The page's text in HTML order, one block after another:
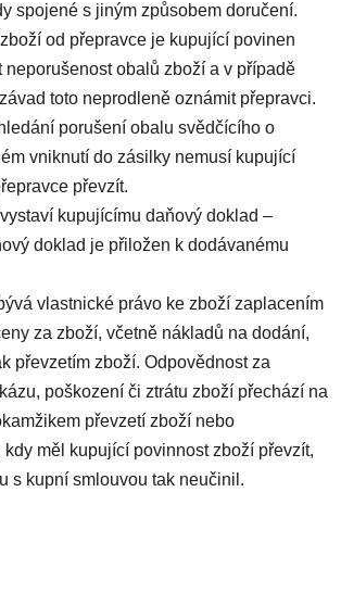
spojené s jiným způsobem doručení.
od přepravce je kupující povinen
neporušenost obalů zboží a v případě
toto neprodleně oznámit přepravci.
porušení obalu svědčícího o
vniknutí do zásilky nemusí kupující
převzít.
kupujícímu daňový doklad –
doklad je přiložen k dodávanému
vlastnické právo ke zboží zaplacením
za zboží, včetně nákladů na dodání,
převzetím zboží. Odpovědnost za
poškození či ztrátu zboží přechází na
převzetí zboží nebo
kdy měl kupující povinnost zboží převzít,
s kupní smlouvou tak neučinil.